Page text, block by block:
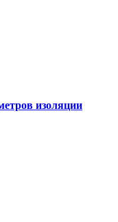
изоляции